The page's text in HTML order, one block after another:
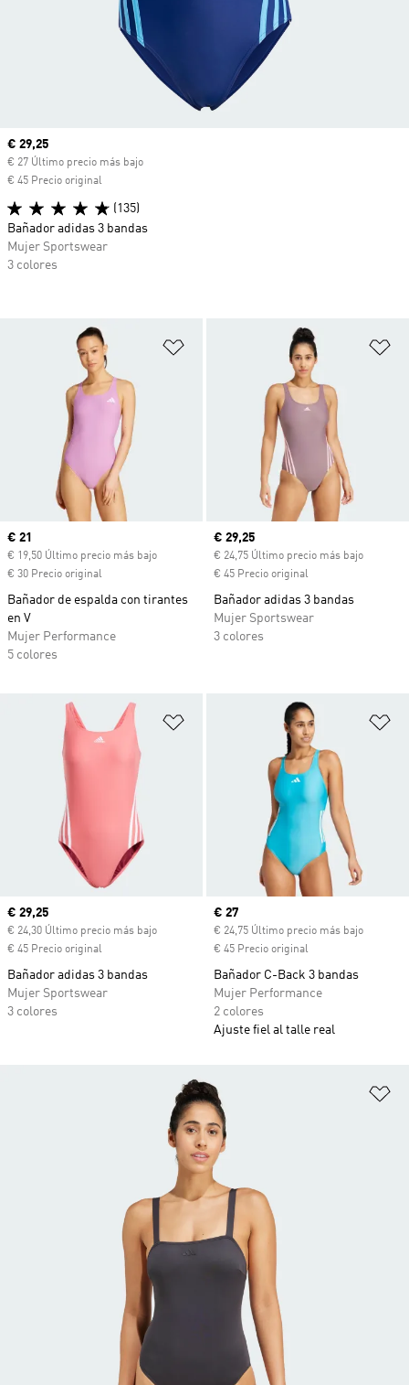
Añadir a la lista de deseos
Precio actual
€ 21
€ 19,50 Último precio más bajo
€ 30 Precio original
Bañador de espalda con tirantes
en V
Mujer Performance
5 colores
Precio actual
€ 29,25
€ 24,75 Último precio más bajo
€ 45 Precio original
Bañador adidas 3 bandas
Mujer Sportswear
3 colores
Añadir a la lista de deseos
Precio actual
€ 29,25
€ 24,30 Último precio más bajo
€ 45 Precio original
Bañador adidas 3 bandas
Mujer Sportswear
3 colores
Precio actual
€ 27
€ 24,75 Último precio más bajo
€ 45 Precio original
Bañador C-Back 3 bandas
Mujer Performance
2 colores
Ajuste fiel al talle real
Precio actual
€ 29,25
€ 27 Último precio más bajo
€ 45 Precio original
(135)
Bañador adidas 3 bandas
Mujer Sportswear
3 colores